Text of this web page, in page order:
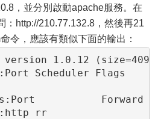
，並分別啟動apache服務。在
：http://210.77.132.8，然後再21
令，應該有類似下面的輸出：
1.0.12
Scheduler Flags
Forward
rr